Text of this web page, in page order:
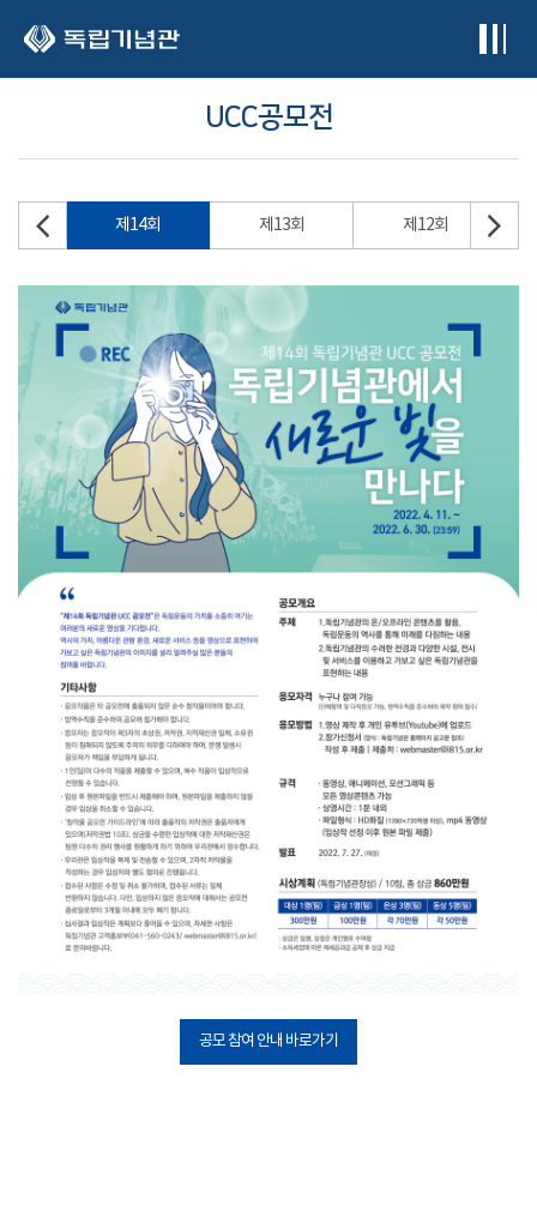
UCC공모전
제14회 제13회 제12회
공모 참여 안내 바로가기